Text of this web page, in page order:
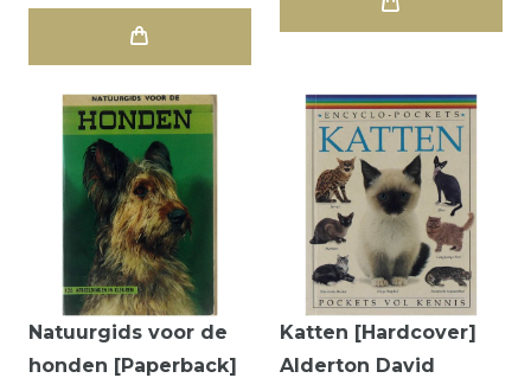
Natuurgids voor de
honden [Paperback]
Katten [Hardcover]
Alderton David